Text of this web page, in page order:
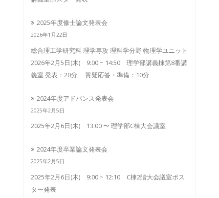
2025年度修士論文発表会
2026年1月22日
総合理工学研究科 理学専攻 理科学分野 物理学ユニット
2026年2月5日(木) 9:00 ~ 14:50 理学部講義棟第8番講
義室 発表：20分, 質疑応答・準備：10分
2024年度アドバンス発表会
2025年2月5日
2025年2月6日(木) 13:00 〜 理学部C棟大会議室
2024年度卒業論文発表会
2025年2月5日
2025年2月6日(木) 9:00 ~ 12:10 C棟2階大会議室ポス
ター発表